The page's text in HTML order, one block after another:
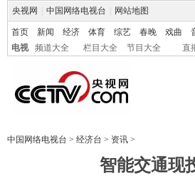
央视网 中国网络电视台 网站地图
首页 新闻 经济 体育 综艺 春晚 戏曲
电视
频道大全 栏目大全 节目大全 直
中国网络电视台 > 经济台 > 资讯 >
智能交通现